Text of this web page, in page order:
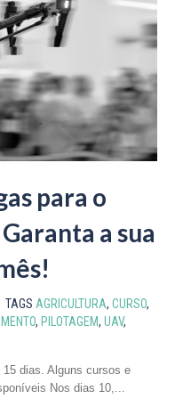
para o
a sua
TAGS AGRICULTURA, CURSO,
, PILOTAGEM, UAV,
dias. Alguns cursos e
Nos dias 10,...